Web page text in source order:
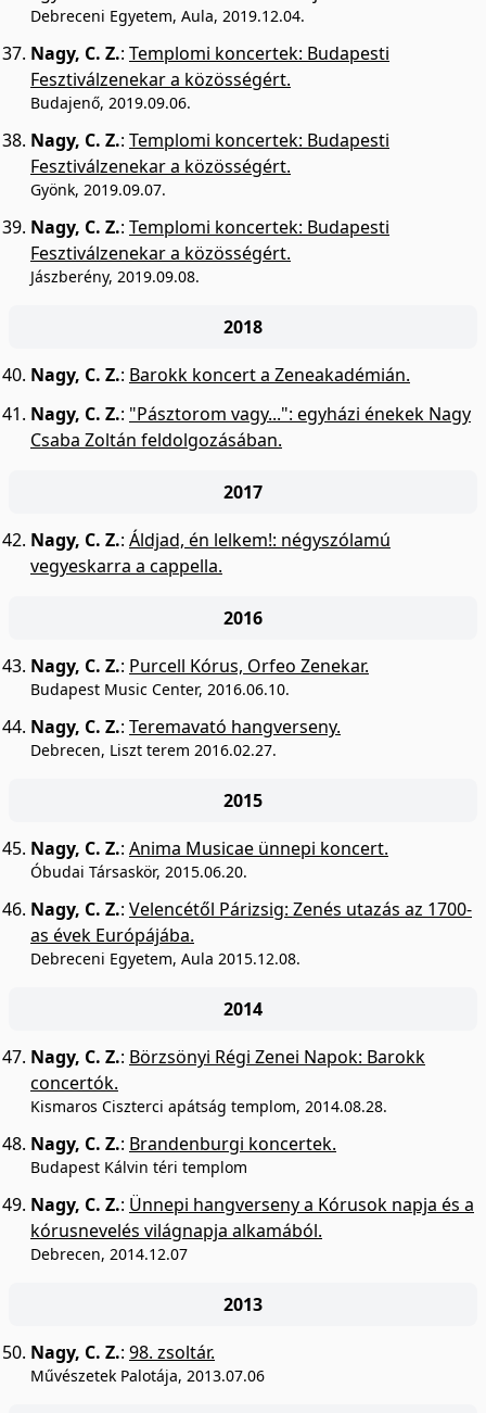
Debreceni Egyetem, Aula, 2019.12.04.
Nagy, C. Z.: Templomi koncertek: Budapesti
Fesztiválzenekar a közösségért.
Budajenő, 2019.09.06.
Nagy, C. Z.: Templomi koncertek: Budapesti
Fesztiválzenekar a közösségért.
Gyönk, 2019.09.07.
Nagy, C. Z.: Templomi koncertek: Budapesti
Fesztiválzenekar a közösségért.
Jászberény, 2019.09.08.
2018
Nagy, C. Z.: Barokk koncert a Zeneakadémián.
Nagy, C. Z.: "Pásztorom vagy...": egyházi énekek Nagy
Csaba Zoltán feldolgozásában.
2017
Nagy, C. Z.: Áldjad, én lelkem!: négyszólamú
vegyeskarra a cappella.
2016
Nagy, C. Z.: Purcell Kórus, Orfeo Zenekar.
Budapest Music Center, 2016.06.10.
Nagy, C. Z.: Teremavató hangverseny.
Debrecen, Liszt terem 2016.02.27.
2015
Nagy, C. Z.: Anima Musicae ünnepi koncert.
Óbudai Társaskör, 2015.06.20.
Nagy, C. Z.: Velencétől Párizsig: Zenés utazás az 1700-
as évek Európájába.
Debreceni Egyetem, Aula 2015.12.08.
2014
Nagy, C. Z.: Börzsönyi Régi Zenei Napok: Barokk
concertók.
Kismaros Ciszterci apátság templom, 2014.08.28.
Nagy, C. Z.: Brandenburgi koncertek.
Budapest Kálvin téri templom
Nagy, C. Z.: Ünnepi hangverseny a Kórusok napja és a
kórusnevelés világnapja alkamából.
Debrecen, 2014.12.07
2013
Nagy, C. Z.: 98. zsoltár.
Művészetek Palotája, 2013.07.06